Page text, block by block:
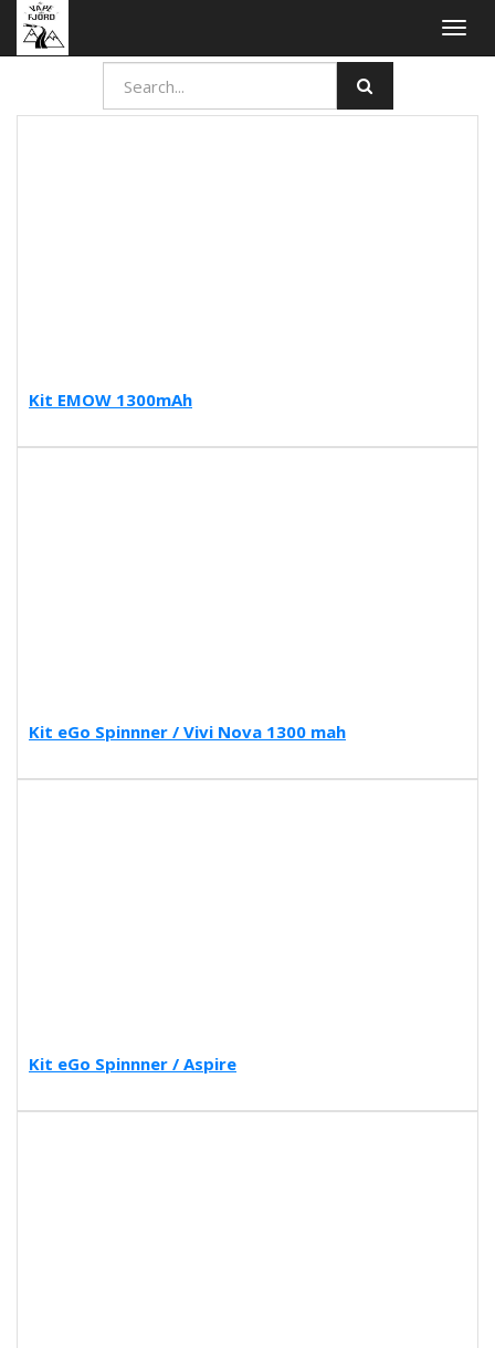
Kit EMOW 1300mAh
Kit eGo Spinnner / Vivi Nova 1300 mah
Kit eGo Spinnner / Aspire